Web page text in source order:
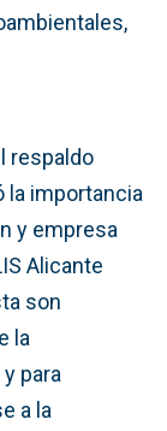
respaldo
la importancia
y empresa
Alicante
son
la
para
a la